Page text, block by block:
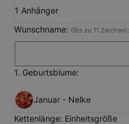
1 Anhänger
Wunschname: (Bis zu 11 Zeichen):
1. Geburtsblume:
Januar - Nelke
Kettenlänge: Einheitsgröße